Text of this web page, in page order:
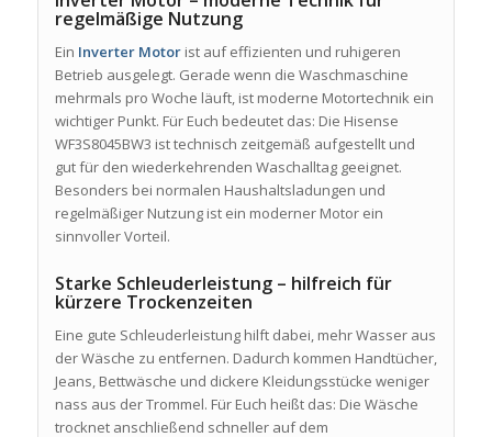
regelmäßige Nutzung
Ein Inverter Motorist auf effizienten und ruhigeren
Betrieb ausgelegt. Gerade wenn die Waschmaschine
mehrmals pro Woche läuft, ist moderne Motortechnik ein
wichtiger Punkt. Für Euch bedeutet das: Die Hisense
WF3S8045BW3 ist technisch zeitgemäß aufgestellt und
gut für den wiederkehrenden Waschalltag geeignet.
Besonders bei normalen Haushaltsladungen und
regelmäßiger Nutzung ist ein moderner Motor ein
sinnvoller Vorteil.
Starke Schleuderleistung – hilfreich für
kürzere Trockenzeiten
Eine gute Schleuderleistung hilft dabei, mehr Wasser aus
der Wäsche zu entfernen. Dadurch kommen Handtücher,
Jeans, Bettwäsche und dickere Kleidungsstücke weniger
nass aus der Trommel. Für Euch heißt das: Die Wäsche
trocknet anschließend schneller auf dem